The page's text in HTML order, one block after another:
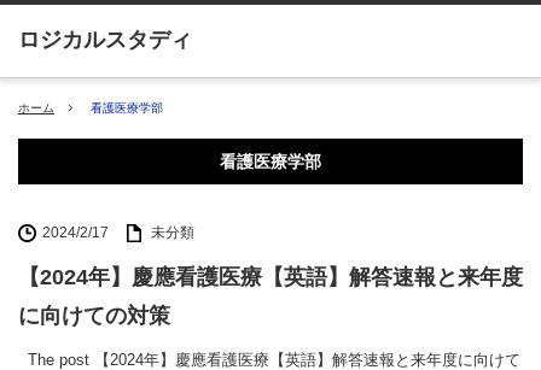
ホーム 看護医療学部
看護医療学部
2024/2/17 未分類
【2024年】慶應看護医療【英語】解答速報と来年度
に向けての対策
The post 【2024年】慶應看護医療【英語】解答速報と来年度に向けて